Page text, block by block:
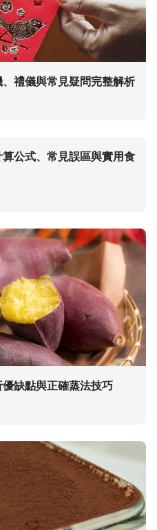
禮儀與常見疑問完整解析
公式、常見誤區與實用食
缺點與正確蒸法技巧